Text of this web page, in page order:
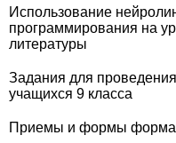
Использование
программирования на
литературы
Задания для
учащихся 9 класса
Приемы и формы